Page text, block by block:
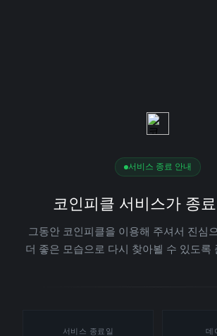
서비스 종료 안내
코인피클 서비스가 종
그동안 코인피클을 이용해 주셔서 진심
더 좋은 모습으로 다시 찾아뵐 수 있도록
서비스 종료일 데